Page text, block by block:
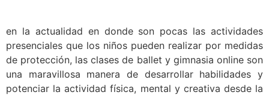
en la actualidad en donde son pocas las actividades
presenciales que los niños pueden realizar por medidas
de protección, las clases de ballet y gimnasia online son
una maravillosa manera de desarrollar habilidades y
potenciar la actividad física, mental y creativa desde la